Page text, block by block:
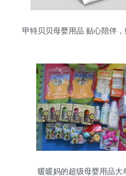
甲特贝贝母婴用品 贴心陪伴
暖暖妈的超级母婴用品大